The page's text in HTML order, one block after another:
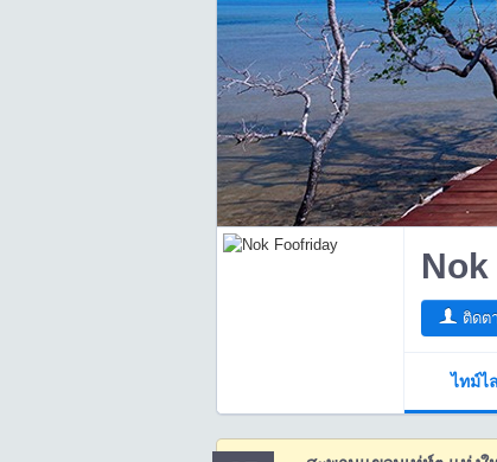
ติดต
ไทม์ไ